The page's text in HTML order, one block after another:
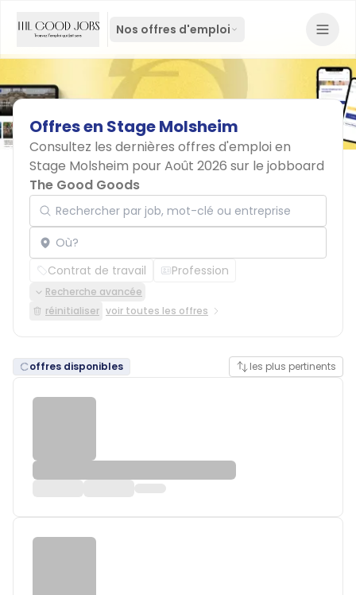
Nos offres d'emploi
Offresen StageMolsheim
Consultez les dernières offres d'emploi en
Stage Molsheim pour Août 2026 sur le jobboard
The Good Goods
Rechercher par job, mot-clé ou entreprise
Localisation
Contrat de travail Profession
Recherche avancée
réinitialiser voir toutes les offres
offres disponibles les plus pertinents